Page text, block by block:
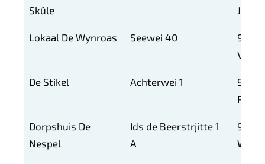
Skûle
JZ
Lokaal De Wynroas Seewei 40
9142
VT
De Stikel Achterwei 1
9135
PN
Dorpshuis De
Nespel
Ids de Beerstrjitte 1
A
9143
WG